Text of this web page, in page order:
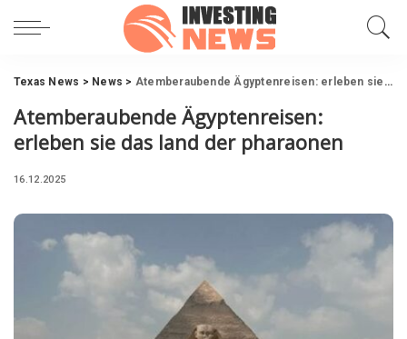
Texas News > News > Atemberaubende Ägyptenreisen: erleben sie das land der pharaonen
Atemberaubende Ägyptenreisen:
erleben sie das land der pharaonen
16.12.2025